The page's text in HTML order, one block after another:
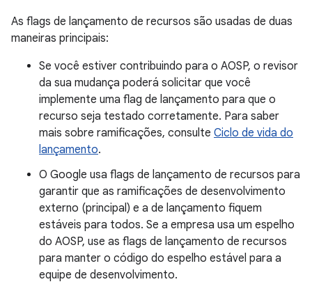
As flags de lançamento de recursos são usadas de duas
maneiras principais:
Se você estiver contribuindo para o AOSP, o revisor
da sua mudança poderá solicitar que você
implemente uma flag de lançamento para que o
recurso seja testado corretamente. Para saber
mais sobre ramificações, consulte Ciclo de vida do
lançamento.
O Google usa flags de lançamento de recursos para
garantir que as ramificações de desenvolvimento
externo (principal) e a de lançamento fiquem
estáveis para todos. Se a empresa usa um espelho
do AOSP, use as flags de lançamento de recursos
para manter o código do espelho estável para a
equipe de desenvolvimento.